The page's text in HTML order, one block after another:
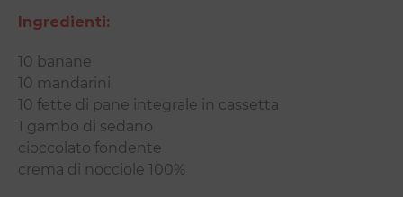
Ingredienti:
10 banane
10 mandarini
10 fette di pane integrale in cassetta
1 gambo di sedano
cioccolato fondente
crema di nocciole 100%